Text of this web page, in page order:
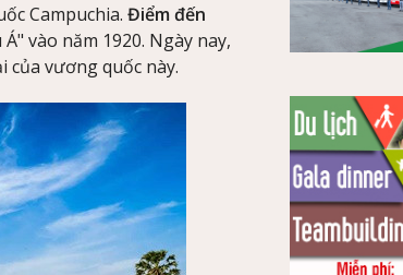
Campuchia. Điểm đến
vào năm 1920. Ngày nay,
vương quốc này.